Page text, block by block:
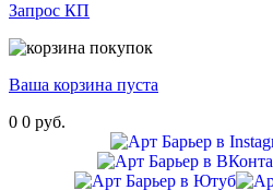
Запрос КП
Ваша корзина пуста
0 0 руб.